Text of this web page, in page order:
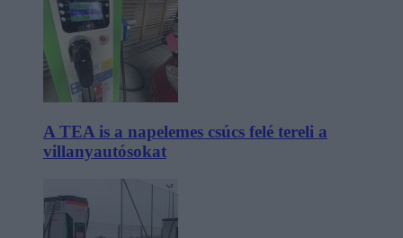
A TEA is a napelemes csúcs felé tereli a
villanyautósokat